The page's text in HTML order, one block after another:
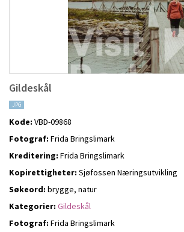
Gildeskål
JPG
Kode: VBD-09868
Fotograf: Frida Bringslimark
Kreditering: Frida Bringslimark
Kopirettigheter: Sjøfossen Næringsutvikling
Søkeord: brygge, natur
Kategorier: Gildeskål
Fotograf: Frida Bringslimark